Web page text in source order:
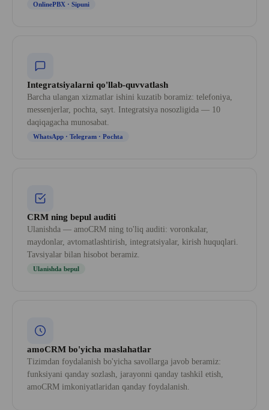
OnlinePBX · Sipuni
Integratsiyalarni qo'llab-quvvatlash
Barcha ulangan xizmatlar ishini kuzatib boramiz: telefoniya,
messenjerlar, pochta, sayt. Integratsiya nosozligida — 10
daqiqagacha munosabat.
WhatsApp · Telegram · Pochta
CRM ning bepul auditi
Ulanishda — amoCRM ning to'liq auditi: voronkalar,
maydonlar, avtomatlashtirish, integratsiyalar, kirish huquqlari.
Tavsiyalar bilan hisobot beramiz.
Ulanishda bepul
amoCRM bo'yicha maslahatlar
Tizimdan foydalanish bo'yicha savollarga javob beramiz:
funksiyani qanday sozlash, jarayonni qanday tashkil etish,
amoCRM imkoniyatlaridan qanday foydalanish.